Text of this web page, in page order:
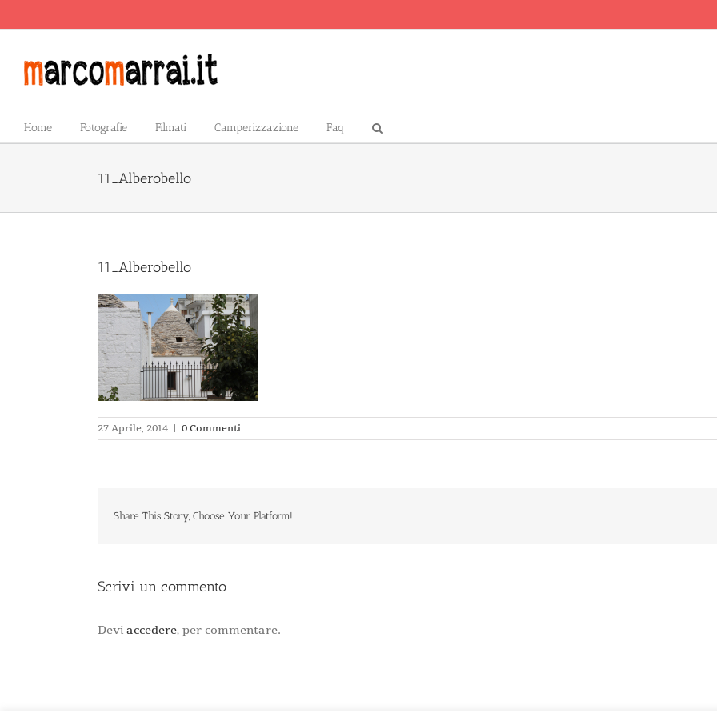
Home Fotografie Filmati Camperizzazione Faq
11_Alberobello
11_Alberobello
27 Aprile, 2014 | 0 Commenti
Share This Story, Choose Your Platform!
Scrivi un commento
Devi accedere, per commentare.